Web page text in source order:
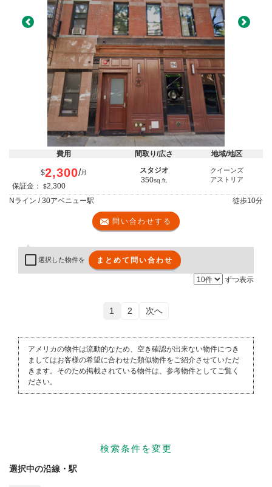
Previous Next
費用 間取り/広さ 地域/地区
$2,300/月
保証金： $2,300
スタジオ
350sq.ft.
クイーンズ
アストリア
Nライン / 30アベニュー駅 徒歩10分
問い合わせする
選択した物件を まとめて問い合わせ
ずつ表示
1 2 次へ
アメリカの物件は流動的なため、空き確認が出来ない物件につき
ましてはお客様の希望に合わせた類似物件をご紹介させていただ
きます。そのため掲載されている物件は、参考物件としてご覧く
ださい。
検索条件を変更
選択中の沿線・駅